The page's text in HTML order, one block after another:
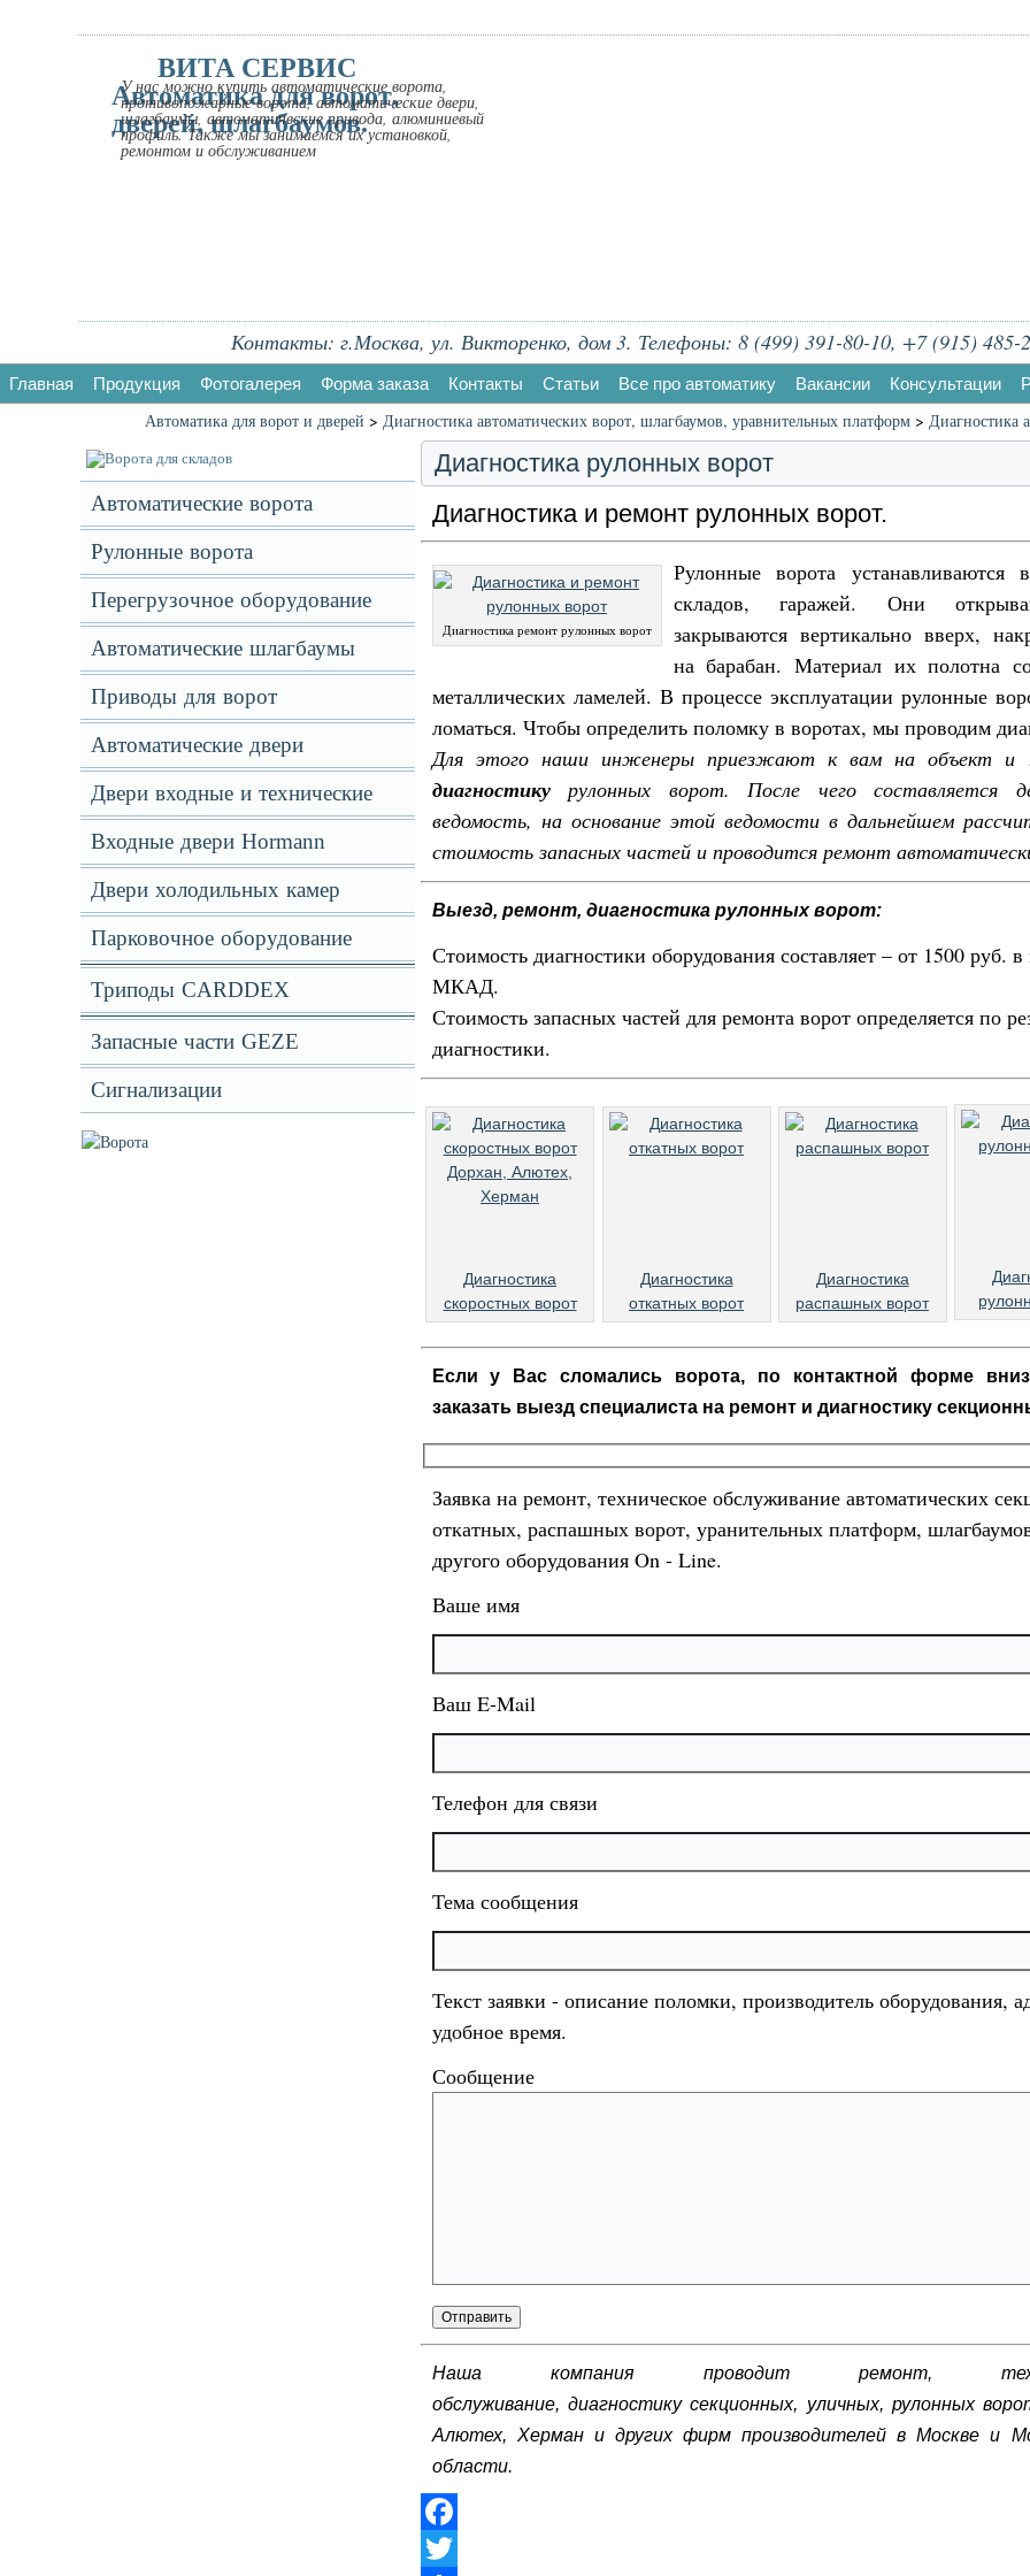
ВИТА СЕРВИС
Автоматика для ворот,
дверей, шлагбаумов.
У нас можно купить автоматические ворота,
противопожарные ворота, автоматические двери,
шлагбаумы, автоматические привода, алюминиевый
профиль. Также мы занимаемся их установкой,
ремонтом и обслуживанием
Контакты: г.Москва, ул. Викторенко, дом 3. Телефоны: 8 (499) 391-80-10, +7 (915)
Главная Продукция Фотогалерея Форма заказа Контакты Статьи Все про автоматику Вакансии Консультации
Автоматика для ворот и дверей > Диагностика автоматических ворот, шлагбаумов, уравнительных платформ> Диагностика
Автоматические ворота
Рулонные ворота
Перегрузочное оборудование
Автоматические шлагбаумы
Приводы для ворот
Автоматические двери
Двери входные и технические
Входные двери Hormann
Двери холодильных камер
Парковочное оборудование
Триподы CARDDEX
Запасные части GEZE
Сигнализации
Диагностика рулонных ворот
Диагностика и ремонт рулонных ворот.
Диагностика ремонт рулонных ворот
Рулонные ворота устанавливаются
складов, гаражей. Они
закрываются вертикально вверх,
на барабан. Материал их полотна
металлических ламелей. В процессе эксплуатации рулонные
ломаться. Чтобы определить поломку в воротах, мы проводим
Для этого наши инженеры приезжают к вам на объект и
диагностикурулонных ворот. После чего составляется
ведомость, на основание этой ведомости в дальнейшем
стоимость запасных частей и проводится ремонт
Выезд, ремонт, диагностика рулонных ворот:
Стоимость диагностики оборудования составляет – от 1500 руб. в
МКАД.
Стоимость запасных частей для ремонта ворот определяется по
диагностики.
Диагностика
скоростных ворот
Диагностика
откатных ворот
Диагностика
распашных ворот
Если у Вас сломались ворота, по контактной форме
заказать выезд специалиста на ремонт и диагностику
Заявка на ремонт, техническое обслуживание автоматических
откатных, распашных ворот, уранительных платформ,
другого оборудования On - Line.
Ваше имя
Ваш E-Mail
Телефон для связи
Тема сообщения
Текст заявки - описание поломки, производитель оборудования,
удобное время.
Сообщение
Наша компания проводит ремонт,
обслуживание, диагностикусекционных, уличных, рулонных
Алютех, Херман и других фирм производителей в Москве и
области.
Facebook